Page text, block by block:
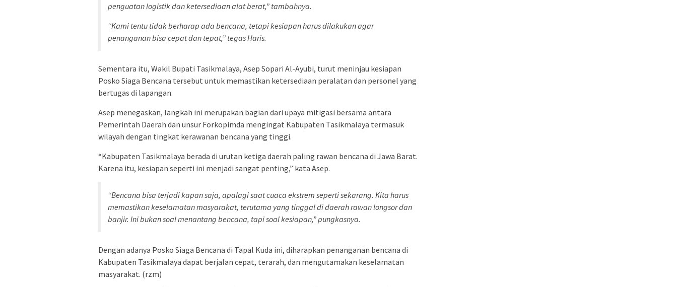
penguatan logistik dan ketersediaan alat berat,” tambahnya.
“Kami tentu tidak berharap ada bencana, tetapi kesiapan harus dilakukan agar
penanganan bisa cepat dan tepat,” tegas Haris.
Sementara itu, Wakil Bupati Tasikmalaya, Asep Sopari Al-Ayubi, turut meninjau kesiapan
Posko Siaga Bencana tersebut untuk memastikan ketersediaan peralatan dan personel yang
bertugas di lapangan.
Asep menegaskan, langkah ini merupakan bagian dari upaya mitigasi bersama antara
Pemerintah Daerah dan unsur Forkopimda mengingat Kabupaten Tasikmalaya termasuk
wilayah dengan tingkat kerawanan bencana yang tinggi.
“Kabupaten Tasikmalaya berada di urutan ketiga daerah paling rawan bencana di Jawa Barat.
Karena itu, kesiapan seperti ini menjadi sangat penting,” kata Asep.
“Bencana bisa terjadi kapan saja, apalagi saat cuaca ekstrem seperti sekarang. Kita harus
memastikan keselamatan masyarakat, terutama yang tinggal di daerah rawan longsor dan
banjir. Ini bukan soal menantang bencana, tapi soal kesiapan,” pungkasnya.
Dengan adanya Posko Siaga Bencana di Tapal Kuda ini, diharapkan penanganan bencana di
Kabupaten Tasikmalaya dapat berjalan cepat, terarah, dan mengutamakan keselamatan
masyarakat. (rzm)